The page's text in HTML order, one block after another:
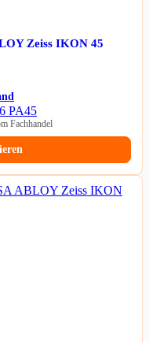
Zeiss IKON 45
PA45
Fachhandel